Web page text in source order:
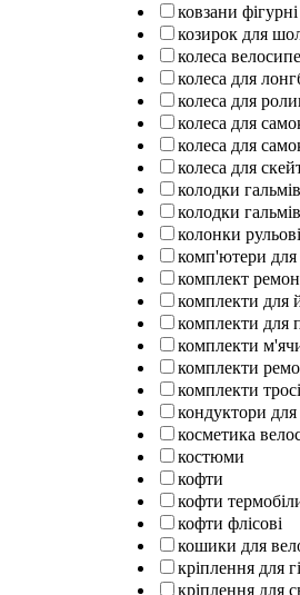
ковзани фігурні
козирок для
колеса
колеса для
колеса для
колеса для
колеса для
колеса для
колодки
колодки
колонки
комп'ютери для
комплект
комплекти для
комплекти для
комплекти
комплекти
комплекти
кондуктори
косметика
костюми
кофти
кофти
кофти флісові
кошики для
кріплення для
кріплення для